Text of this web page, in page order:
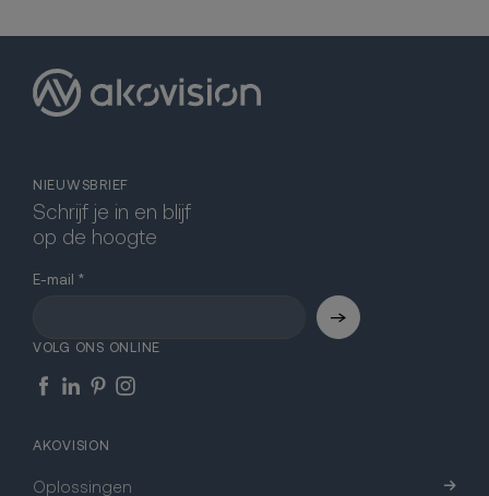
NIEUWSBRIEF
Schrijf je in en blijf
op de hoogte
E-mail
VOLG ONS ONLINE
AKOVISION
Oplossingen